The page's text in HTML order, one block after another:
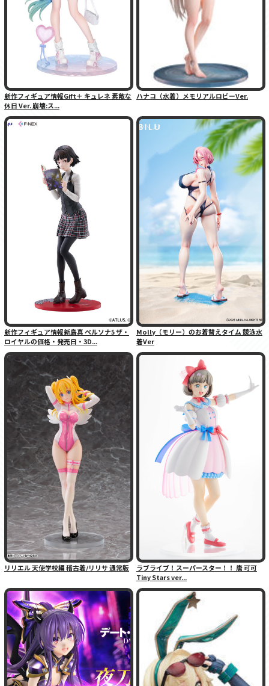
新作フィギュア情報Gift＋ キュレネ 素敵な
休日 Ver. 崩壊:ス...
ハナコ（水着）メモリアルロビーVer.
新作フィギュア情報新島真 ペルソナ5 ザ・
ロイヤルの価格・発売日・3D...
Molly（モリー）のお着替えタイム 競泳水
着Ver
リリエル 天使学校編 稽古着/リリサ 通常版
ラブライブ！スーパースター！！ 唐 可可
Tiny Stars ver...